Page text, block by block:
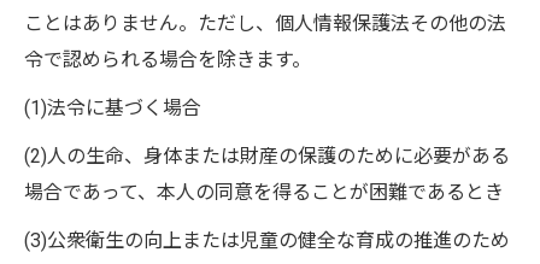
ことはありません。ただし、個人情報保護法その他の法
令で認められる場合を除きます。
(1)法令に基づく場合
(2)人の生命、身体または財産の保護のために必要がある
場合であって、本人の同意を得ることが困難であるとき
(3)公衆衛生の向上または児童の健全な育成の推進のため